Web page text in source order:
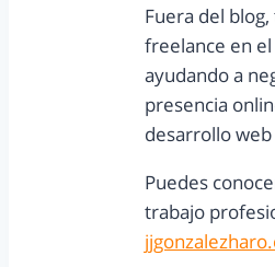
Fuera del
freelance en
ayudando a
presencia
desarrollo
Puedes
trabajo